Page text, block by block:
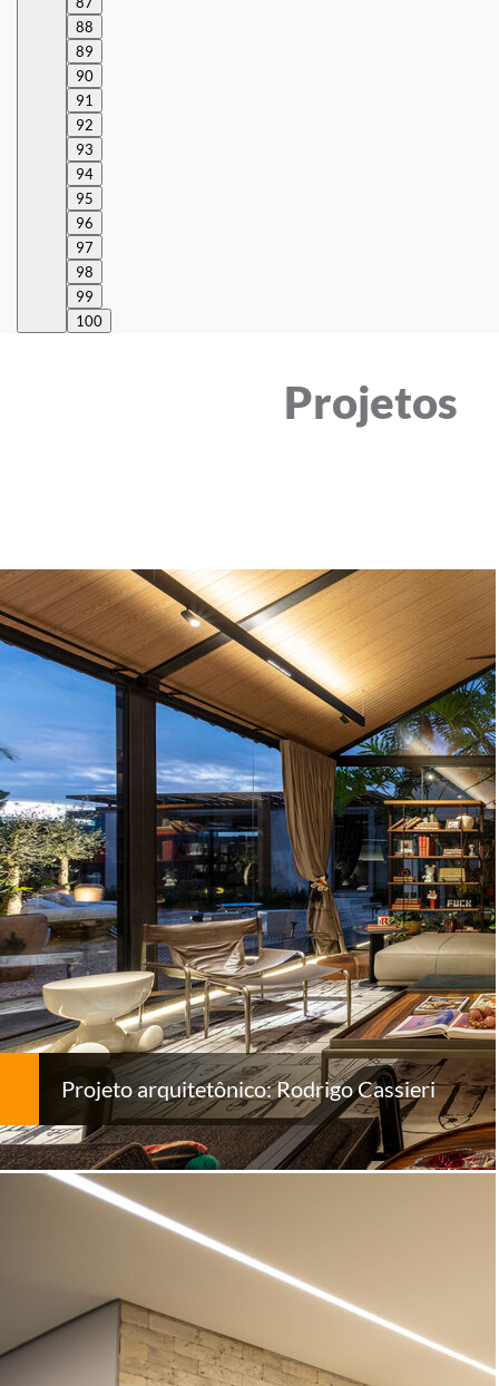
88
89
90
91
92
93
94
95
96
97
98
99
100
Projetos
Projeto arquitetônico: Rodrigo Cassieri